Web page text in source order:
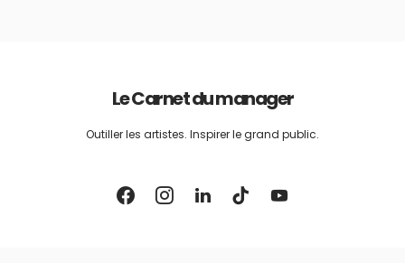
Le Carnet du manager
Outiller les artistes. Inspirer le grand public.